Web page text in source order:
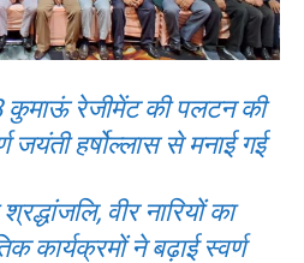
कुमाऊं रेजीमेंट की पलटन की
जयंती हर्षोल्लास से मनाई गई
वीर नारियों का
कार्यक्रमों ने बढ़ाई स्वर्ण